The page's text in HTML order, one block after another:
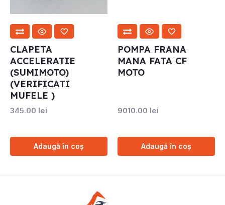
CLAPETA
ACCELERATIE
(SUMIMOTO)
(VERIFICATI
MUFELE )
345.00 lei
Adaugă în coș
POMPA FRANA
MANA FATA CF
MOTO
9010.00 lei
Adaugă în coș